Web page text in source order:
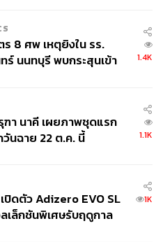
ารบังคับใช้กฎหมายอย่าง
าแรงงานต่างด้าวอย่างถูก
ามสะดวกต่อการตรวจ
แรงงานต่างด้าวอย่างเป็น
ระกันสุขภาพสำหรับแรงงาน
เกิดการดำเนินการอย่างต่อ
งงานต่างด้าว และผู้ติดตาม
ระทบต่อระบบสาธารณะสุข
ะบบหลักประกันสุขภาพ
8 ศพ เหตุยิงใน รร.
ร์ นนทบุรี พบกระสุนเข้า
1.4K
ฑา นาคี เผยภาพชุดแรก
นฉาย 22 ต.ค. นี้
1.1K
ปิดตัว Adizero EVO SL
เล็กชันพิเศษรับฤดูกาล
1K